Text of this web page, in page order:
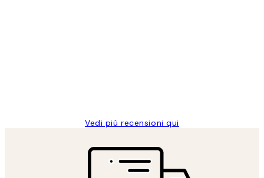
Vedi più recensioni qui